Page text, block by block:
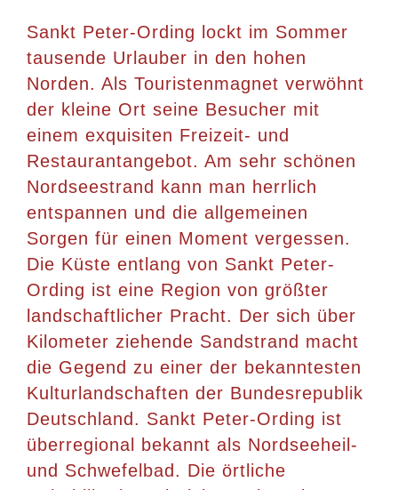
Sankt Peter-Ording lockt im Sommer
tausende Urlauber in den hohen
Norden. Als Touristenmagnet verwöhnt
der kleine Ort seine Besucher mit
einem exquisiten Freizeit- und
Restaurantangebot. Am sehr schönen
Nordseestrand kann man herrlich
entspannen und die allgemeinen
Sorgen für einen Moment vergessen.
Die Küste entlang von Sankt Peter-
Ording ist eine Region von größter
landschaftlicher Pracht. Der sich über
Kilometer ziehende Sandstrand macht
die Gegend zu einer der bekanntesten
Kulturlandschaften der Bundesrepublik
Deutschland. Sankt Peter-Ording ist
überregional bekannt als Nordseeheil-
und Schwefelbad. Die örtliche